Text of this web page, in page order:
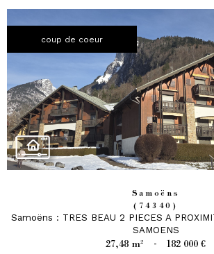
coup de coeur
Samoëns
(74340)
Samoëns : TRES BEAU 2 PIECES A
SAMOENS
27,48 m² - 182 000 €